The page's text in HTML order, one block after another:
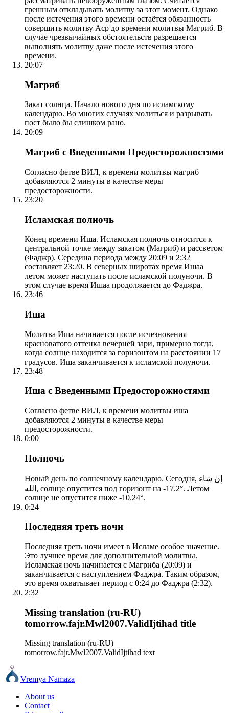
грешным откладывать молитву за этот момент. Однако
после истечения этого времени остаётся обязанность
совершить молитву Аср до времени молитвы Магриб. В
случае чрезвычайных обстоятельств разрешается
выполнять молитву даже после истечения этого
времени.
20:07
Магриб
Закат солнца. Начало нового дня по исламскому
календарю. Во многих случаях молиться и разрывать
пост было бы слишком рано.
20:09
Магриб с Введенными Предосторожностями
Согласно фетве ВИЛ, к времени молитвы магриб
добавляются 2 минуты в качестве меры
предосторожности.
23:20
Исламская полночь
Конец времени Иша. Исламская полночь относится к
центральной точке между закатом (Магриб) и рассветом
(Фаджр). Середина периода между 20:09 и 2:32
составляет 23:20. В северных широтах время Ишаа
летом может наступать после исламской полуночи. В
этом случае время Ишаа продолжается до Фаджра.
23:46
Иша
Молитва Иша начинается после исчезновения
красноватого оттенка вечерней зари, примерно тогда,
когда солнце находится за горизонтом на расстоянии 17
градусов. Иша заканчивается к исламской полуночи.
23:48
Иша с Введенными Предосторожностями
Согласно фетве ВИЛ, к времени молитвы иша
добавляются 2 минуты в качестве меры
предосторожности.
0:00
Полночь
Новый день по солнечному календарю. Сегодня, إن شاء
الله, солнце опустится под горизонт на -17.2°. Летом
солнце не опустится ниже -10.24°.
0:24
Последняя треть ночи
Последняя треть ночи имеет в Исламе особое значение.
Это лучшее время для дополнительной молитвы.
Исламская ночь начинается с Магриба (20:09) и
заканчивается с наступлением Фаджра. Таким образом,
это время охватывает период с 0:24 до Фаджра (2:32).
2:32
Missing translation (ru-RU)
tomorrow.fajr.Mwl2007.ValidIjtihad title
Missing translation (ru-RU)
tomorrow.fajr.Mwl2007.ValidIjtihad text
Vremya Namaza
About us
Contact